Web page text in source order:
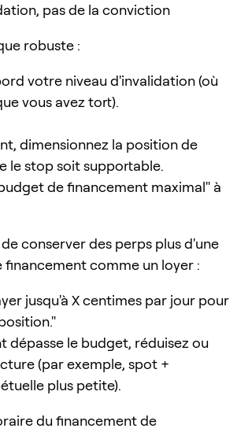
pas de la conviction
robuste :
votre niveau d'invalidation (où
vous avez tort).
dimensionnez la position de
le stop soit supportable.
de financement maximal" à
conserver des perps plus d'une
financement comme un loyer :
jusqu'à X centimes par jour pour
dépasse le budget, réduisez ou
(par exemple, spot +
plus petite).
du financement de